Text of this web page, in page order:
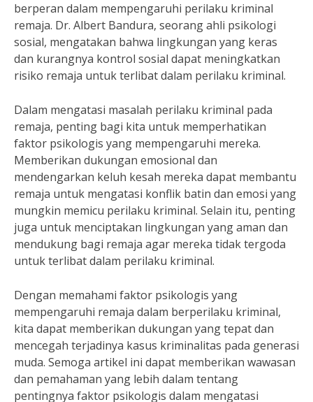
berperan dalam mempengaruhi perilaku kriminal
remaja. Dr. Albert Bandura, seorang ahli psikologi
sosial, mengatakan bahwa lingkungan yang keras
dan kurangnya kontrol sosial dapat meningkatkan
risiko remaja untuk terlibat dalam perilaku kriminal.
Dalam mengatasi masalah perilaku kriminal pada
remaja, penting bagi kita untuk memperhatikan
faktor psikologis yang mempengaruhi mereka.
Memberikan dukungan emosional dan
mendengarkan keluh kesah mereka dapat membantu
remaja untuk mengatasi konflik batin dan emosi yang
mungkin memicu perilaku kriminal. Selain itu, penting
juga untuk menciptakan lingkungan yang aman dan
mendukung bagi remaja agar mereka tidak tergoda
untuk terlibat dalam perilaku kriminal.
Dengan memahami faktor psikologis yang
mempengaruhi remaja dalam berperilaku kriminal,
kita dapat memberikan dukungan yang tepat dan
mencegah terjadinya kasus kriminalitas pada generasi
muda. Semoga artikel ini dapat memberikan wawasan
dan pemahaman yang lebih dalam tentang
pentingnya faktor psikologis dalam mengatasi